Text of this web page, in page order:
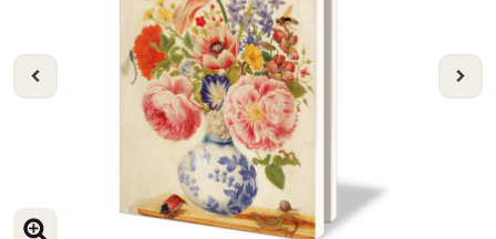
VORIGE